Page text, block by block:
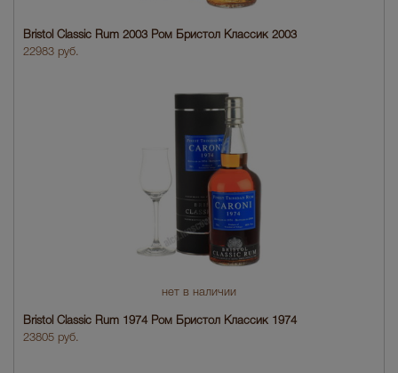
Bristol Classic Rum 2003 Ром Бристол Классик 2003
22983 руб.
нет в наличии
Bristol Classic Rum 1974 Ром Бристол Классик 1974
23805 руб.